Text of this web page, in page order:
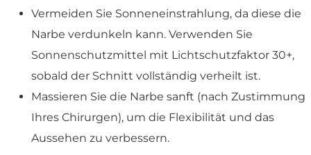
Vermeiden Sie Sonneneinstrahlung, da diese die
Narbe verdunkeln kann. Verwenden Sie
Sonnenschutzmittel mit Lichtschutzfaktor 30+,
sobald der Schnitt vollständig verheilt ist.
Massieren Sie die Narbe sanft (nach Zustimmung
Ihres Chirurgen), um die Flexibilität und das
Aussehen zu verbessern.